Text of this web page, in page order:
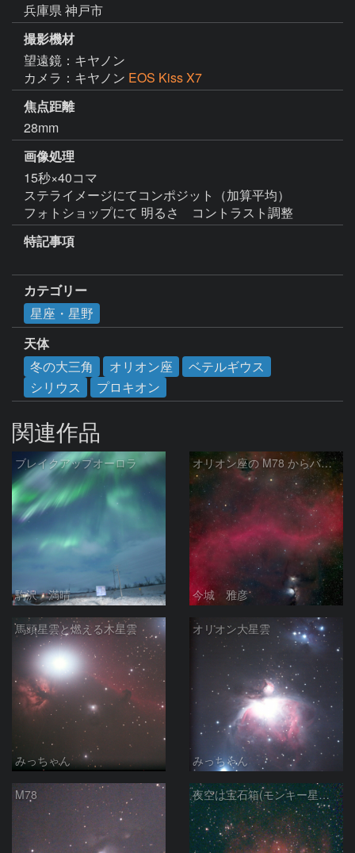
兵庫県 神戸市
撮影機材
望遠鏡：キヤノン
カメラ：キヤノン EOS Kiss X7
焦点距離
28mm
画像処理
15秒×40コマ
ステライメージにてコンポジット（加算平均）
フォトショップにて 明るさ　コントラスト調整
特記事項
カテゴリー
星座・星野
天体
冬の大三角
オリオン座
ベテルギウス
シリウス
プロキオン
関連作品
ブレイクアップオーロラ
駒沢 満晴
オリオン座の M78 からバーナードループをまたいで LDN1622あたり
今城 雅彦
馬頭星雲と燃える木星雲
みっちゃん
オリオン大星雲
みっちゃん
M78 夜空は宝石箱(モンキー星雲 NGC2174) Seestar50